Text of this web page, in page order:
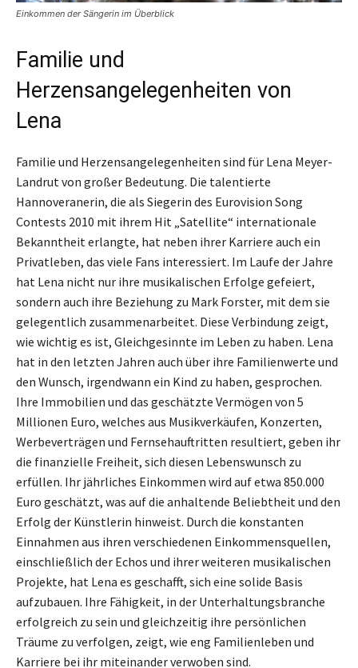
Einkommen der Sängerin im Überblick
Familie und
Herzensangelegenheiten von
Lena
Familie und Herzensangelegenheiten sind für Lena Meyer-
Landrut von großer Bedeutung. Die talentierte
Hannoveranerin, die als Siegerin des Eurovision Song
Contests 2010 mit ihrem Hit „Satellite“ internationale
Bekanntheit erlangte, hat neben ihrer Karriere auch ein
Privatleben, das viele Fans interessiert. Im Laufe der Jahre
hat Lena nicht nur ihre musikalischen Erfolge gefeiert,
sondern auch ihre Beziehung zu Mark Forster, mit dem sie
gelegentlich zusammenarbeitet. Diese Verbindung zeigt,
wie wichtig es ist, Gleichgesinnte im Leben zu haben. Lena
hat in den letzten Jahren auch über ihre Familienwerte und
den Wunsch, irgendwann ein Kind zu haben, gesprochen.
Ihre Immobilien und das geschätzte Vermögen von 5
Millionen Euro, welches aus Musikverkäufen, Konzerten,
Werbeverträgen und Fernsehauftritten resultiert, geben ihr
die finanzielle Freiheit, sich diesen Lebenswunsch zu
erfüllen. Ihr jährliches Einkommen wird auf etwa 850.000
Euro geschätzt, was auf die anhaltende Beliebtheit und den
Erfolg der Künstlerin hinweist. Durch die konstanten
Einnahmen aus ihren verschiedenen Einkommensquellen,
einschließlich der Echos und ihrer weiteren musikalischen
Projekte, hat Lena es geschafft, sich eine solide Basis
aufzubauen. Ihre Fähigkeit, in der Unterhaltungsbranche
erfolgreich zu sein und gleichzeitig ihre persönlichen
Träume zu verfolgen, zeigt, wie eng Familienleben und
Karriere bei ihr miteinander verwoben sind.